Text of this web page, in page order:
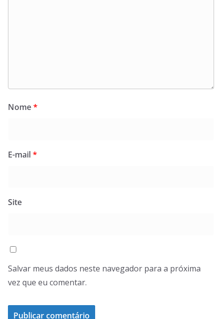
Nome*
E-mail*
Site
Salvar meus dados neste navegador para a próxima
vez que eu comentar.